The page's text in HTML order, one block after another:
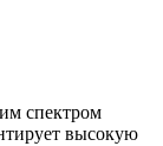
спектром
высокую